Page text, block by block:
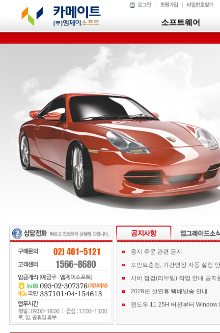
소프트웨어
용지 주문 관련 공지
포인트충전, 기간연장 자동 설정
서버 점검(리부팅) 작업 안내 공지
2026년 설연휴 택배발송 안내